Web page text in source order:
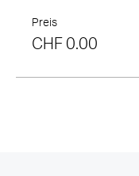
Preis
CHF 0.00